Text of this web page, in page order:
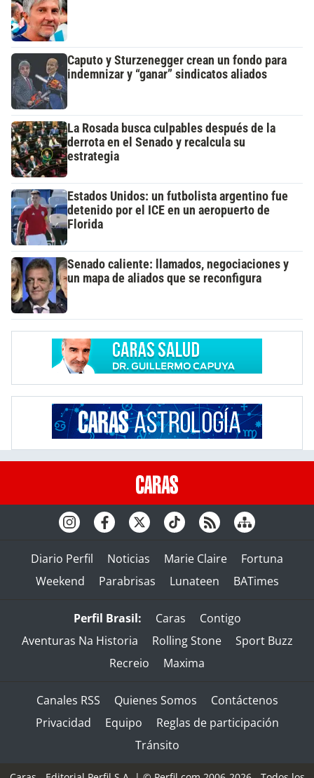
Caputo y Sturzenegger crean un fondo para
indemnizar y “ganar” sindicatos aliados
La Rosada busca culpables después de la
derrota en el Senado y recalcula su
estrategia
Estados Unidos: un futbolista argentino fue
detenido por el ICE en un aeropuerto de
Florida
Senado caliente: llamados, negociaciones y
un mapa de aliados que se reconfigura
Diario Perfil Noticias Marie Claire
Fortuna
Weekend
Parabrisas Lunateen BATimes
Perfil Brasil: Caras
Contigo
Aventuras Na Historia
Rolling Stone
Sport Buzz
Recreio
Maxima
Canales RSS Quienes Somos
Contáctenos
Privacidad
Equipo
Reglas de participación
Tránsito